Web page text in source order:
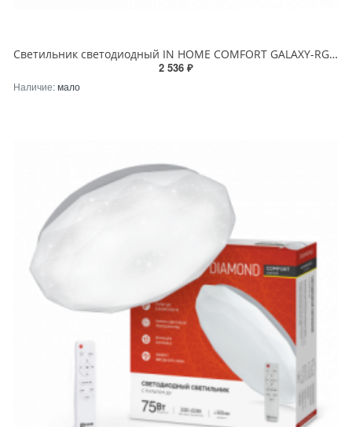
Светильник светодиодный IN HOME COMFORT GALAXY-RGB 80Вт 230В 3000-6500K 6000Лм 600x85мм с пультом ДУ
2 536 ₽
Наличие:мало